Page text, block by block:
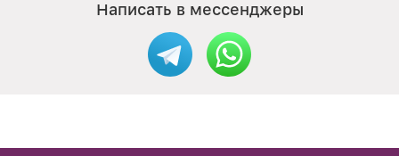
Написать в мессенджеры